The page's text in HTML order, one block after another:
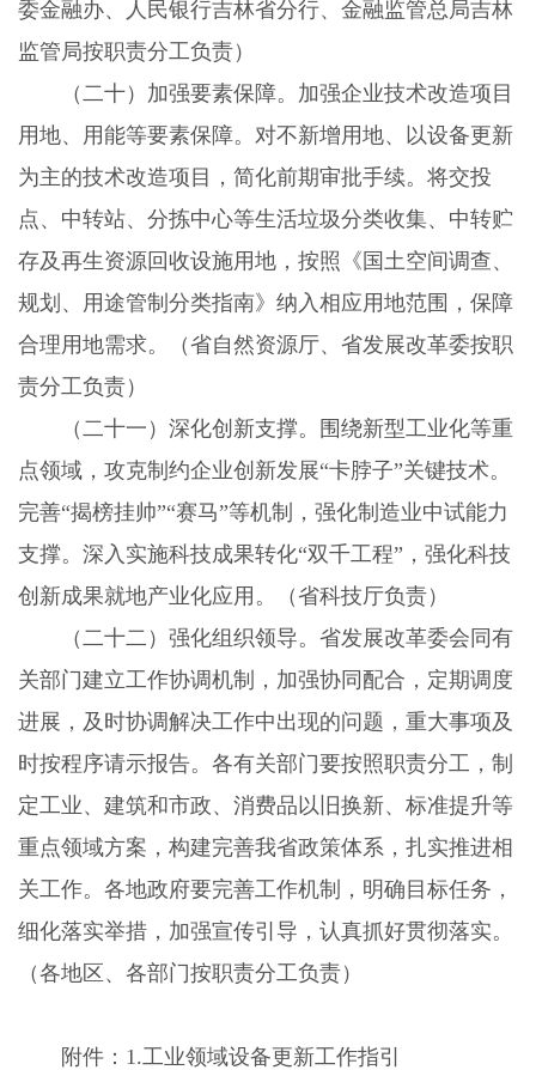
委金融办、人民银行吉林省分行、金融监管总局吉林
监管局按职责分工负责）
（二十）加强要素保障。 加强企业技术改造项目
用地、用能等要素保障。对不新增用地、以设备更新
为主的技术改造项目，简化前期审批手续。将交投
点、中转站、分拣中心等生活垃圾分类收集、中转贮
存及再生资源回收设施用地，按照《国土空间调查、
规划、用途管制分类指南》纳入相应用地范围，保障
合理用地需求。（省自然资源厅、省发展改革委按职
责分工负责）
（二十一）深化创新支撑。 围绕新型工业化等重
点领域，攻克制约企业创新发展“卡脖子”关键技术。
完善“揭榜挂帅”“赛马”等机制，强化制造业中试能力
支撑。深入实施科技成果转化“双千工程”，强化科技
创新成果就地产业化应用。（省科技厅负责）
（二十二）强化组织领导。 省发展改革委会同有
关部门建立工作协调机制，加强协同配合，定期调度
进展，及时协调解决工作中出现的问题，重大事项及
时按程序请示报告。各有关部门要按照职责分工，制
定工业、建筑和市政、消费品以旧换新、标准提升等
重点领域方案，构建完善我省政策体系，扎实推进相
关工作。各地政府要完善工作机制，明确目标任务，
细化落实举措，加强宣传引导，认真抓好贯彻落实。
（各地区、各部门按职责分工负责）
附件： 1.工业领域设备更新工作指引